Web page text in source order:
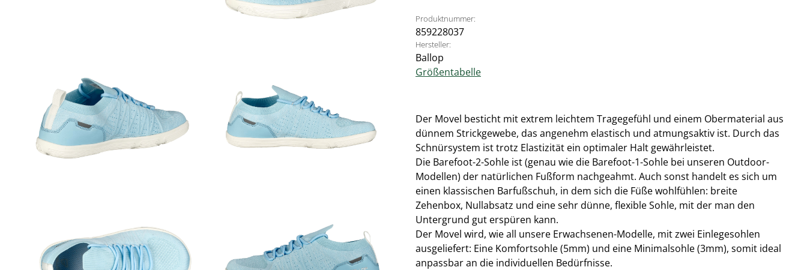
Produktnummer:
859228037
Hersteller:
Ballop
Größentabelle
Der Movel besticht mit extrem leichtem Tragegefühl und einem Obermaterial aus
dünnem Strickgewebe, das angenehm elastisch und atmungsaktiv ist. Durch das
Schnürsystem ist trotz Elastizität ein optimaler Halt gewährleistet.
Die Barefoot-2-Sohle ist (genau wie die Barefoot-1-Sohle bei unseren Outdoor-
Modellen) der natürlichen Fußform nachgeahmt. Auch sonst handelt es sich um
einen klassischen Barfußschuh, in dem sich die Füße wohlfühlen: breite
Zehenbox, Nullabsatz und eine sehr dünne, flexible Sohle, mit der man den
Untergrund gut erspüren kann.
Der Movel wird, wie all unsere Erwachsenen-Modelle, mit zwei Einlegesohlen
ausgeliefert: Eine Komfortsohle (5mm) und eine Minimalsohle (3mm), somit ideal
anpassbar an die individuellen Bedürfnisse.